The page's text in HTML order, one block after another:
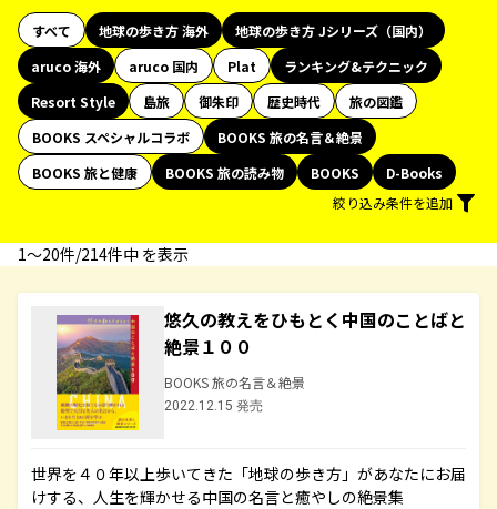
すべて 地球の歩き方 海外
地球の歩き方 Jシリーズ（国内）
aruco 海外
aruco 国内 Plat
ランキング&テクニック
Resort Style
島旅 御朱印 歴史時代
旅の図鑑
BOOKS スペシャルコラボ
BOOKS 旅の名言＆絶景
BOOKS 旅と健康
BOOKS 旅の読み物 BOOKS
D-Books
絞り込み条件を追加
1〜20件/214件中 を表示
悠久の教えをひもとく中国のことばと
絶景１００
BOOKS 旅の名言＆絶景
2022.12.15 発売
世界を４０年以上歩いてきた「地球の歩き方」があなたにお届
けする、人生を輝かせる中国の名言と癒やしの絶景集